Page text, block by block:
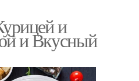
и
и Вкусный